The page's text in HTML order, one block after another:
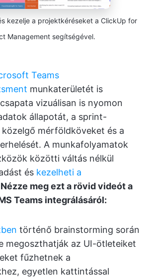
kezelje a projektkéréseket a ClickUp for
Management segítségével.
Teams
munkaterületét is
vizuálisan is nyomon
állapotát, a sprint-
mérföldköveket és a
A munkafolyamatok
közötti váltás nélkül
és kezelheti a
Nézze meg ezt a rövid videót a
Teams integrálásáról:
történő brainstorming során
megoszthatják az UI-ötleteiket
fűzhetnek a
egyetlen kattintással